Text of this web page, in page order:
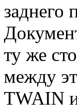
заднего
ту же
между
TWAIN и